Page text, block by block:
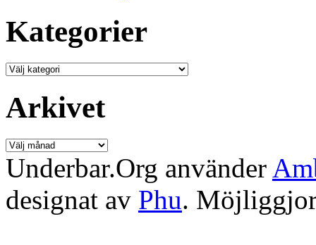
Kategorier
Kategorier
Arkivet
Arkivet
Underbar.Org använder
designat av Phu.